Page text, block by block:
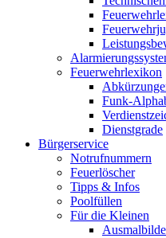
Feuerwehrlexikon
Funk-
Dienstgrade
Bürgerservice
Notrufnummern
Feuerlöscher
Tipps & Infos
Poolfüllen
Für die Kleinen